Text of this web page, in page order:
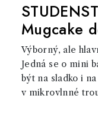
Mugcake
Výborný, ale
Jedná se o mini
být na sladko i
v mikrovlnné